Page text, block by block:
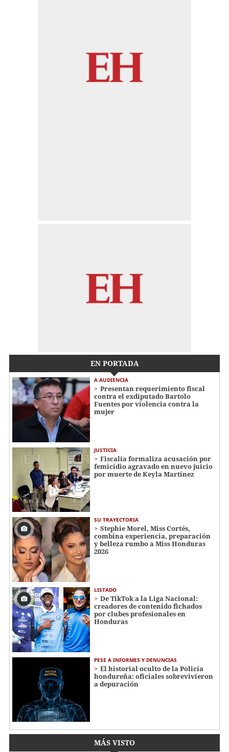
EN PORTADA
A AUDIENCIA
Presentan requerimiento fiscal
contra el exdiputado Bartolo
Fuentes por violencia contra la
mujer
JUSTICIA
Fiscalía formaliza acusación por
femicidio agravado en nuevo juicio
por muerte de Keyla Martínez
SU TRAYECTORIA
Stephie Morel, Miss Cortés,
combina experiencia, preparación
y belleza rumbo a Miss Honduras
2026
LISTADO
De TikTok a la Liga Nacional:
creadores de contenido fichados
por clubes profesionales en
Honduras
PESE A INFORMES Y DENUNCIAS
El historial oculto de la Policía
hondureña: oficiales sobrevivieron
a depuración
MÁS VISTO